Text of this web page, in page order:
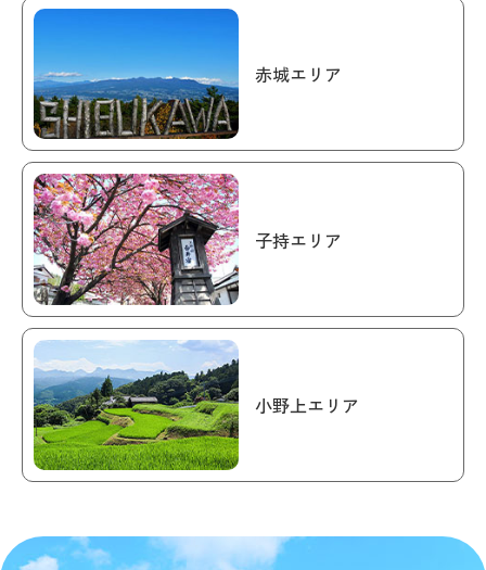
赤城エリア
子持エリア
小野上エリア